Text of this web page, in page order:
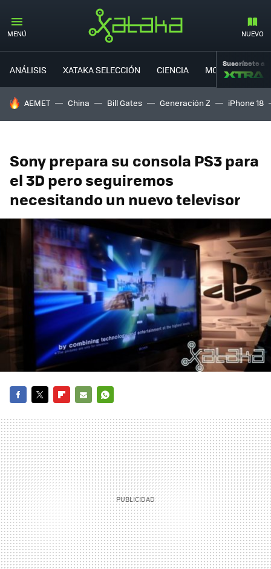
MENÚ NUEVO
ANÁLISIS XATAKA SELECCIÓN CIENCIA MOVILIDAD
Suscríbete a
HOY SE HABLA DE
AEMET China Bill Gates Generación Z iPhone 18
Sony prepara su consola PS3 para
el 3D pero seguiremos
necesitando un nuevo televisor
MAIL